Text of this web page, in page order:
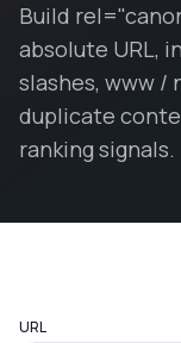
Build
absolute URL,
slashes, www /
duplicate
ranking signals.
URL